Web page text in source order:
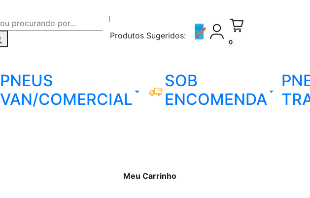
Produtos Sugeridos:
0
PNEUS
VAN/COMERCIAL
SOB
ENCOMENDA
Meu Carrinho